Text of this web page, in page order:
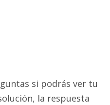
si podrás ver tu
la respuesta